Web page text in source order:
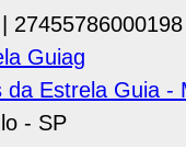
|
Guiag
da Estrela Guia -
- SP